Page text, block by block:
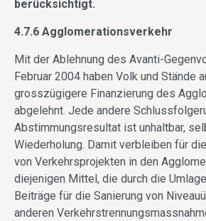
berücksichtigt.
4.7.6 Agglomerationsverkehr
Mit der Ablehnung des Avanti-
Februar 2004 haben Volk und Stände
grosszügigere Finanzierung des
abgelehnt. Jede andere
Abstimmungsresultat ist unhaltbar,
Wiederholung. Damit verbleiben für
von Verkehrsprojekten in den
diejenigen Mittel, die durch die
Beiträge für die Sanierung von
anderen